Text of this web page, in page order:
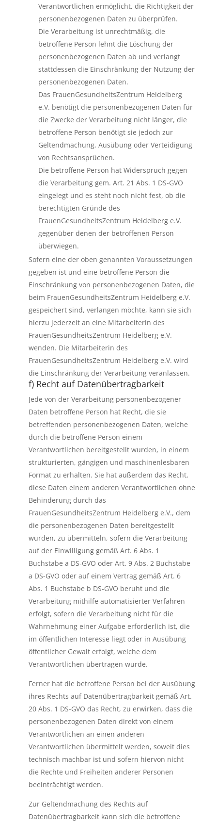
Verantwortlichen ermöglicht, die Richtigkeit der
personenbezogenen Daten zu überprüfen.
Die Verarbeitung ist unrechtmäßig, die
betroffene Person lehnt die Löschung der
personenbezogenen Daten ab und verlangt
stattdessen die Einschränkung der Nutzung der
personenbezogenen Daten.
Das FrauenGesundheitsZentrum Heidelberg
e.V. benötigt die personenbezogenen Daten für
die Zwecke der Verarbeitung nicht länger, die
betroffene Person benötigt sie jedoch zur
Geltendmachung, Ausübung oder Verteidigung
von Rechtsansprüchen.
Die betroffene Person hat Widerspruch gegen
die Verarbeitung gem. Art. 21 Abs. 1 DS-GVO
eingelegt und es steht noch nicht fest, ob die
berechtigten Gründe des
FrauenGesundheitsZentrum Heidelberg e.V.
gegenüber denen der betroffenen Person
überwiegen.
Sofern eine der oben genannten Voraussetzungen
gegeben ist und eine betroffene Person die
Einschränkung von personenbezogenen Daten, die
beim FrauenGesundheitsZentrum Heidelberg e.V.
gespeichert sind, verlangen möchte, kann sie sich
hierzu jederzeit an eine Mitarbeiterin des
FrauenGesundheitsZentrum Heidelberg e.V.
wenden. Die Mitarbeiterin des
FrauenGesundheitsZentrum Heidelberg e.V. wird
die Einschränkung der Verarbeitung veranlassen.
f) Recht auf Datenübertragbarkeit
Jede von der Verarbeitung personenbezogener
Daten betroffene Person hat Recht, die sie
betreffenden personenbezogenen Daten, welche
durch die betroffene Person einem
Verantwortlichen bereitgestellt wurden, in einem
strukturierten, gängigen und maschinenlesbaren
Format zu erhalten. Sie hat außerdem das Recht,
diese Daten einem anderen Verantwortlichen ohne
Behinderung durch das
FrauenGesundheitsZentrum Heidelberg e.V., dem
die personenbezogenen Daten bereitgestellt
wurden, zu übermitteln, sofern die Verarbeitung
auf der Einwilligung gemäß Art. 6 Abs. 1
Buchstabe a DS-GVO oder Art. 9 Abs. 2 Buchstabe
a DS-GVO oder auf einem Vertrag gemäß Art. 6
Abs. 1 Buchstabe b DS-GVO beruht und die
Verarbeitung mithilfe automatisierter Verfahren
erfolgt, sofern die Verarbeitung nicht für die
Wahrnehmung einer Aufgabe erforderlich ist, die
im öffentlichen Interesse liegt oder in Ausübung
öffentlicher Gewalt erfolgt, welche dem
Verantwortlichen übertragen wurde.
Ferner hat die betroffene Person bei der Ausübung
ihres Rechts auf Datenübertragbarkeit gemäß Art.
20 Abs. 1 DS-GVO das Recht, zu erwirken, dass die
personenbezogenen Daten direkt von einem
Verantwortlichen an einen anderen
Verantwortlichen übermittelt werden, soweit dies
technisch machbar ist und sofern hiervon nicht
die Rechte und Freiheiten anderer Personen
beeinträchtigt werden.
Zur Geltendmachung des Rechts auf
Datenübertragbarkeit kann sich die betroffene